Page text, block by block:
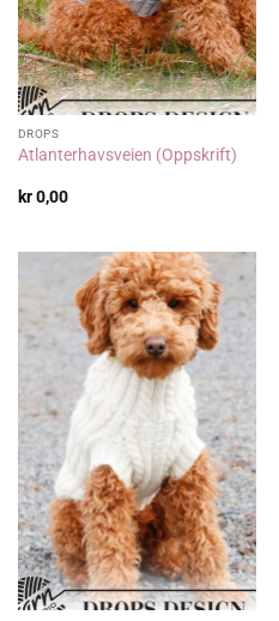
DROPS
Atlanterhavsveien (Oppskrift)
kr0,00